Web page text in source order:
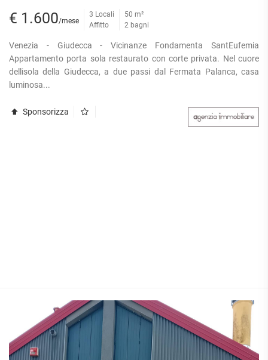
€ 1.600/mese
3 Locali
Affitto
50 m²
2 bagni
Venezia - Giudecca - Vicinanze Fondamenta SantEufemia
Appartamento porta sola restaurato con corte privata. Nel cuore
dellisola della Giudecca, a due passi dal Fermata Palanca, casa
luminosa...
Sponsorizza